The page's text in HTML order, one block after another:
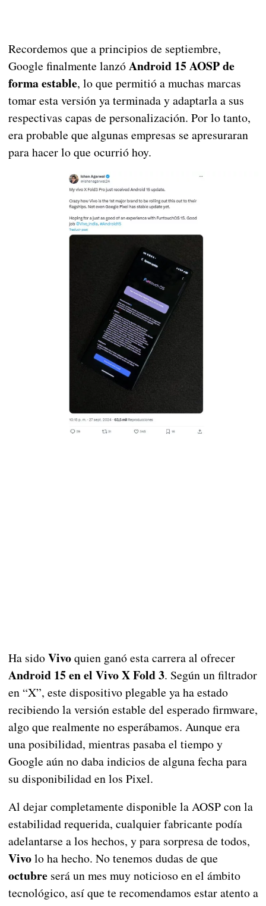
Recordemos que a principios de septiembre,
Google finalmente lanzóAndroid 15 AOSP de
forma estable, lo que permitió a muchas marcas
tomar esta versión ya terminada y adaptarla a sus
respectivas capas de personalización. Por lo tanto,
era probable que algunas empresas se apresuraran
para hacer lo que ocurrió hoy.
Ha sidoVivoquien ganó esta carrera al ofrecer
Android 15 en el Vivo X Fold 3. Según un filtrador
en “X”, este dispositivo plegable ya ha estado
recibiendo la versión estable del esperado firmware,
algo que realmente no esperábamos. Aunque era
una posibilidad, mientras pasaba el tiempo y
Google aún no daba indicios de alguna fecha para
su disponibilidad en los Pixel.
Al dejar completamente disponible la AOSP con la
estabilidad requerida, cualquier fabricante podía
adelantarse a los hechos, y para sorpresa de todos,
Vivolo ha hecho. No tenemos dudas de que
octubreserá un mes muy noticioso en el ámbito
tecnológico, así que te recomendamos estar atento a